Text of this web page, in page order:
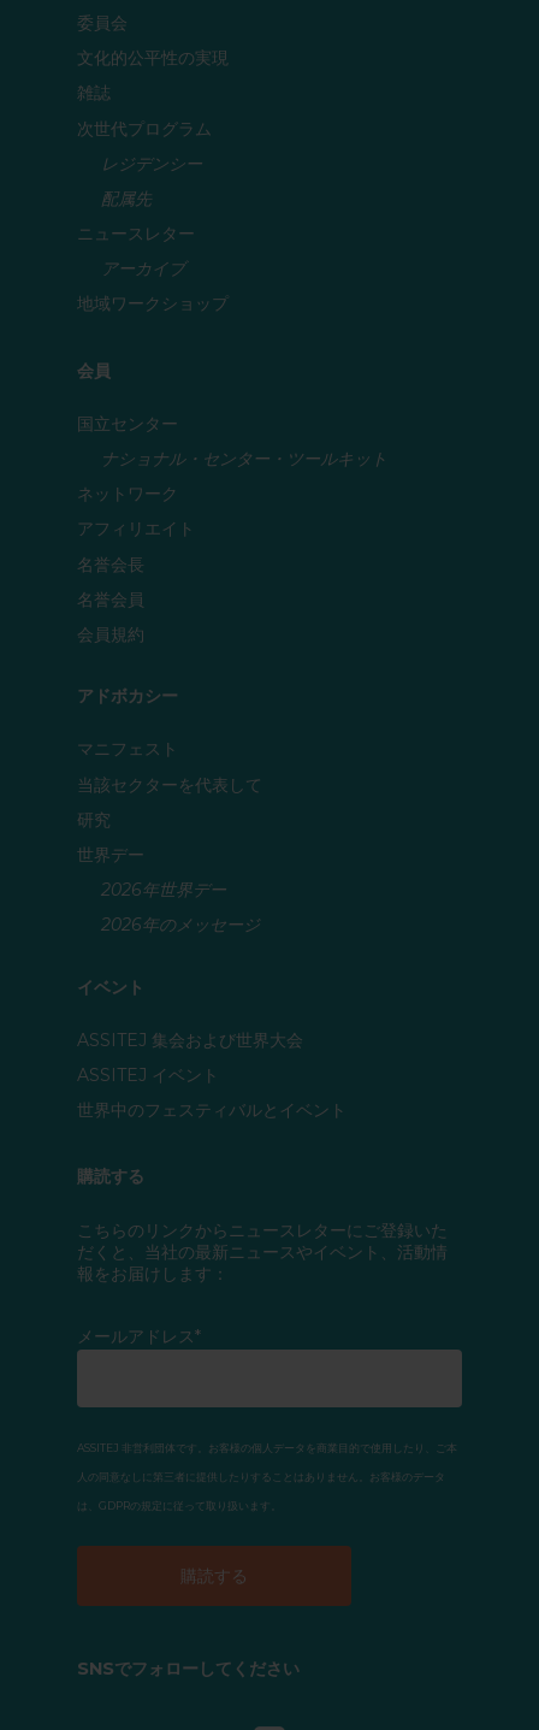
委員会
文化的公平性の実現
雑誌
次世代プログラム
レジデンシー
配属先
ニュースレター
アーカイブ
地域ワークショップ
会員
国立センター
ナショナル・センター・ツールキット
ネットワーク
アフィリエイト
名誉会長
名誉会員
会員規約
アドボカシー
マニフェスト
当該セクターを代表して
研究
世界デー
2026年世界デー
2026年のメッセージ
イベント
ASSITEJ 集会および世界大会
ASSITEJ イベント
世界中のフェスティバルとイベント
購読する
こちらのリンクからニュースレターにご登録いた
だくと、当社の最新ニュースやイベント、活動情
報をお届けします：
メールアドレス*
ASSITEJ 非営利団体です。お客様の個人データを商業目的で使用したり、ご本
人の同意なしに第三者に提供したりすることはありません。お客様のデータ
は、GDPRの規定に従って取り扱います。
SNSでフォローしてください